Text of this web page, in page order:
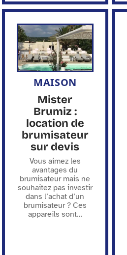
MAISON
Mister
Brumiz :
location de
brumisateur
sur devis
Vous aimez les
avantages du
brumisateur mais ne
souhaitez pas investir
dans l’achat d’un
brumisateur ? Ces
appareils sont…